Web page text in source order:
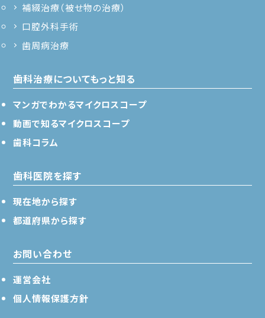
補綴治療（被せ物の治療）
口腔外科手術
歯周病治療
歯科治療についてもっと知る
マンガでわかるマイクロスコープ
動画で知るマイクロスコープ
歯科コラム
歯科医院を探す
現在地から探す
都道府県から探す
お問い合わせ
運営会社
個人情報保護方針